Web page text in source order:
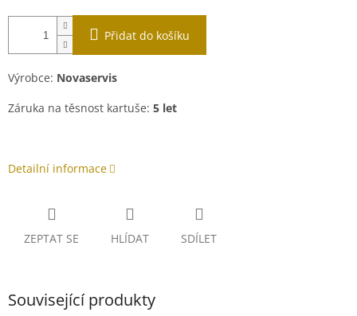
Přidat do košíku
Výrobce: Novaservis
Záruka na těsnost kartuše: 5 let
Detailní informace
ZEPTAT SE HLÍDAT SDÍLET
Související produkty